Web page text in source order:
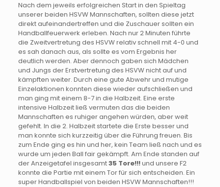
Nach dem jeweils erfolgreichen Start in den Spieltag
unserer beiden HSVW Mannschaften, sollten diese jetzt
direkt aufeinandertreffen und die Zuschauer sollten ein
Handballfeuerwerk erleben. Nach nur 2 Minuten führte
die Zweitvertretung des HSVW relativ schnell mit 4-0 und
es sah danach aus, als sollte es vom Ergebnis her
deutlich werden. Aber dennoch gaben sich Mädchen
und Jungs der Erstvertretung des HSVW nicht auf und
kämpften weiter. Durch eine gute Abwehr und mutige
Einzelaktionen konnten diese wieder aufschließen und
man ging mit einem 8-7 in die Halbzeit. Eine erste
intensive Halbzeit ließ vermuten das die beiden
Mannschaften es ruhiger angehen würden, aber weit
gefehlt. In die 2. Halbzeit startete die Erste besser und
man konnte sich kurzzeitig über die Führung freuen. Bis
zum Ende ging es hin und her, kein Team ließ nach und es
wurde um jeden Ball fair gekämpft. Am Ende standen auf
der Anzeigetafel insgesamt35 Tore!!!und unsere F2
konnte die Partie mit einem Tor für sich entscheiden. Ein
super Handballspiel von beiden HSVW Mannschaften!!!